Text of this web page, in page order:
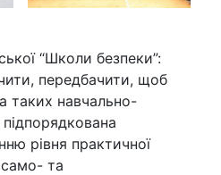
“Школи безпеки”:
передбачити, щоб
таких навчально-
рівня практичної
та